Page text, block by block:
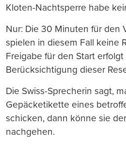
Kloten-Nachtsperre habe
Nur: Die 30 Minuten für den
spielen in diesem Fall keine
Freigabe für den Start
Berücksichtigung dieser
Die Swiss-Sprecherin sagt,
Gepäcketikette eines
schicken, dann könne sie
nachgehen.